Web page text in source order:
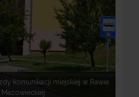
komunikacji miejskiej w Rawie
Mazowieckiej